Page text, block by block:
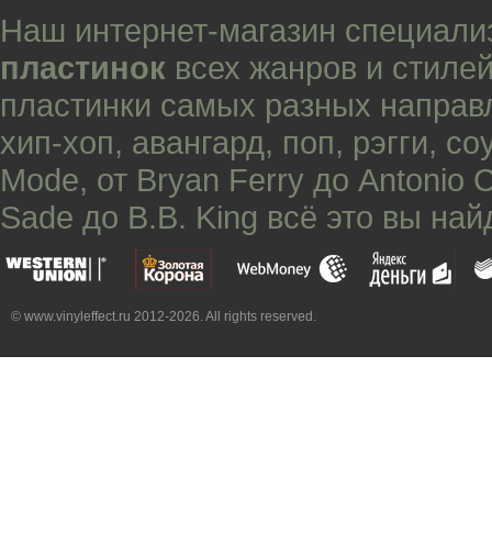
Наш интернет-магазин
пластинок всех жанров и
пластинки самых разных
хип-хоп, авангард, поп, рэгги,
Mode, от Bryan Ferry до Antonio
Sade до B.B. King всё это вы
© www.vinyleffect.ru 2012-2026. All rights reserved.